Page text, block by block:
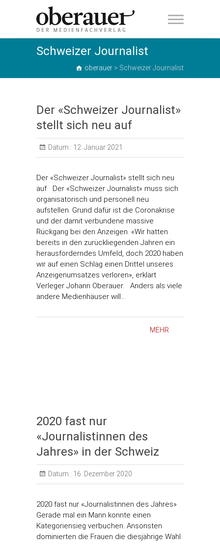
oberauer
Schweizer Journalist
oberauer > Schweizer Journalist
Der «Schweizer Journalist»
stellt sich neu auf
Datum : 12. Januar 2021
Der «Schweizer Journalist» stellt sich neu
auf Der «Schweizer Journalist» muss sich
organisatorisch und personell neu
aufstellen. Grund dafür ist die Coronakrise
und der damit verbundene massive
Rückgang bei den Anzeigen. «Wir hatten
bereits in den zurückliegenden Jahren ein
herausforderndes Umfeld, doch 2020 haben
wir auf einen Schlag einen Drittel unseres
Anzeigenumsatzes verloren», erklärt
Verleger Johann Oberauer. Anders als viele
andere Medienhäuser will…
MEHR
2020 fast nur
«Journalistinnen des
Jahres» in der Schweiz
Datum : 16. Dezember 2020
2020 fast nur «Journalistinnen des Jahres»
Gerade mal ein Mann konnte einen
Kategoriensieg verbuchen. Ansonsten
dominierten die Frauen die diesjährige Wahl